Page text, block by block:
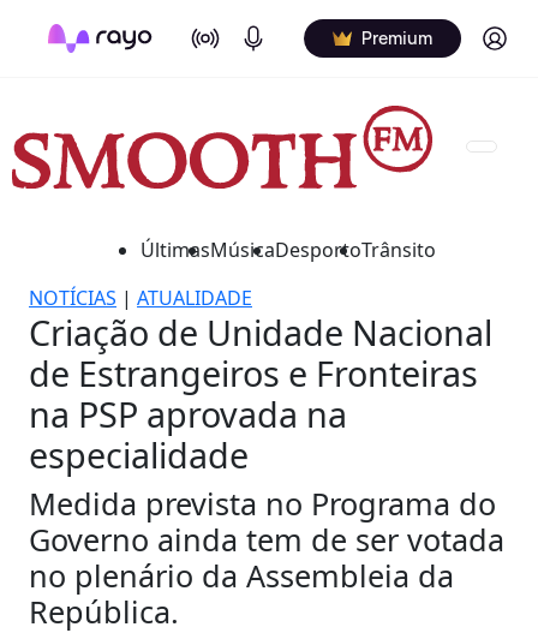
On Air Podcasts Premium Log in
ÚltimasMúsicaDesportoTrânsito
NOTÍCIAS | ATUALIDADE
Criação de Unidade Nacional
de Estrangeiros e Fronteiras
na PSP aprovada na
especialidade
Medida prevista no Programa do
Governo ainda tem de ser votada
no plenário da Assembleia da
República.